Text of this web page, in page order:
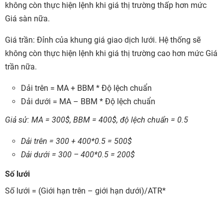
không còn thực hiện lệnh khi giá thị trường thấp hơn mức
Giá sàn nữa.
Giá trần: Đỉnh của khung giá giao dịch lưới. Hệ thống sẽ
không còn thực hiện lệnh khi giá thị trường cao hơn mức Giá
trần nữa.
Dải trên = MA + BBM * Độ lệch chuẩn
Dải dưới = MA – BBM * Độ lệch chuẩn
Giả sử: MA = 300$, BBM = 400$, độ lệch chuẩn = 0.5
Dải trên = 300 + 400*0.5 = 500$
Dải dưới = 300 – 400*0.5 = 200$
Số lưới
Số lưới = (Giới hạn trên – giới hạn dưới)/ATR*